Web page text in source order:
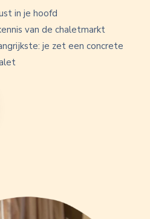
in je hoofd
van de chaletmarkt
je zet een concrete